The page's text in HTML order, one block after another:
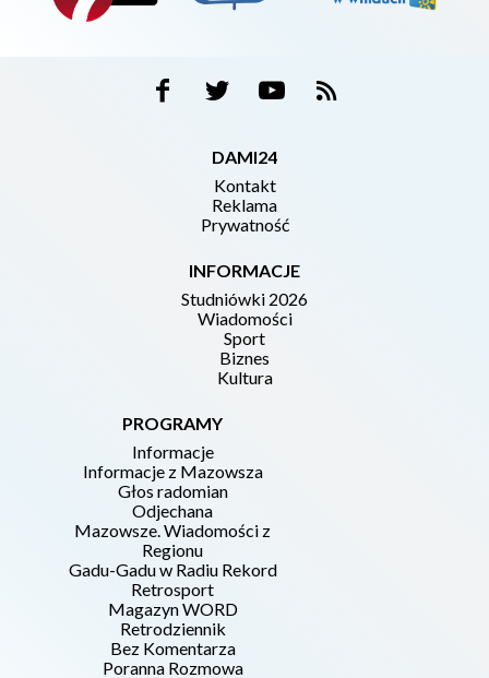
DAMI24
Kontakt
Reklama
Prywatność
INFORMACJE
Studniówki 2026
Wiadomości
Sport
Biznes
Kultura
PROGRAMY
Informacje
Informacje z Mazowsza
Głos radomian
Odjechana
Mazowsze. Wiadomości z
Regionu
Gadu-Gadu w Radiu Rekord
Retrosport
Magazyn WORD
Retrodziennik
Bez Komentarza
Poranna Rozmowa